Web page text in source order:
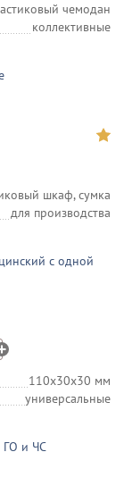
чемодан
коллективные
шкаф, сумка
для производства
с одной
110х30х30 мм
универсальные
ГО и ЧС